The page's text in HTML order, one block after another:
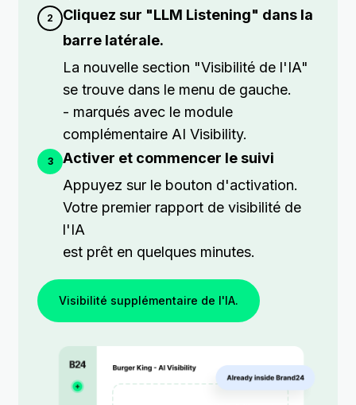
Cliquez sur "LLM Listening" dans la
barre latérale.
La nouvelle section "Visibilité de l'IA"
se trouve dans le menu de gauche.
- marqués avec le module
complémentaire AI Visibility.
Activer et commencer le suivi
Appuyez sur le bouton d'activation.
Votre premier rapport de visibilité de
l'IA
est prêt en quelques minutes.
Visibilité supplémentaire de l'IA.